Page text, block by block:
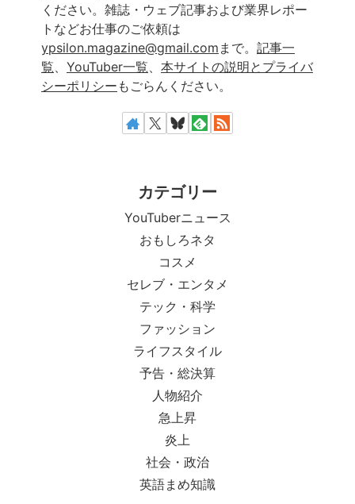
ください。雑誌・ウェブ記事および業界レポー
トなどお仕事のご依頼は
ypsilon.magazine@gmail.com まで。 記事一
覧
YouTuber一覧
本サイトの説明とプライバ
シーポリシー もごらんください。
カテゴリー
YouTuberニュース
おもしろネタ
コスメ
セレブ・エンタメ
テック・科学
ファッション
ライフスタイル
予告・総決算
人物紹介
急上昇
炎上
社会・政治
英語まめ知識